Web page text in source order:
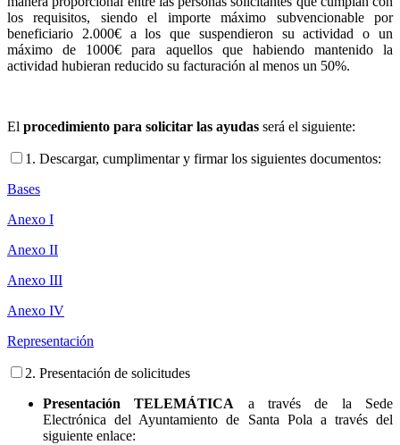
los requisitos, siendo el importe máximo subvencionable por
beneficiario 2.000€ a los que suspendieron su actividad o un
máximo de 1000€ para aquellos que habiendo mantenido la
actividad hubieran reducido su facturación al menos un 50%.
El procedimiento para solicitar las ayudas será el siguiente:
1. Descargar, cumplimentar y firmar los siguientes documentos:
Bases
Anexo I
Anexo II
Anexo III
Anexo IV
Representación
2. Presentación de solicitudes
Presentación TELEMÁTICA a través de la Sede
Electrónica del Ayuntamiento de Santa Pola a través del
siguiente enlace: